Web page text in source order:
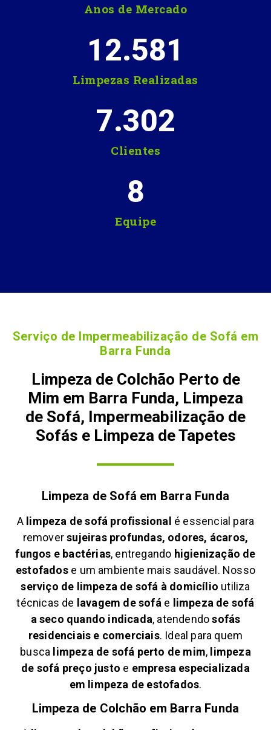
Anos de Mercado
Limpezas Realizadas
12.581
Clientes
7.302
Equipe
8
Serviço de Impermeabilização de Sofá em
Barra Funda
Limpeza de Colchão Perto de
Mim em Barra Funda, Limpeza
de Sofá, Impermeabilização de
Sofás e Limpeza de Tapetes
Limpeza de Sofá em Barra Funda
A limpeza de sofá profissional é essencial para
removersujeiras profundas, odores, ácaros,
fungos e bactérias, entregando higienização de
estofadose um ambiente mais saudável. Nosso
serviço de limpeza de sofá à domicílio utiliza
técnicas de lavagem de sofá e limpeza de sofá
a seco quando indicada, atendendosofás
residenciais e comerciais. Ideal para quem
busca limpeza de sofá perto de mim, limpeza
de sofá preço justo e empresa especializada
em limpeza de estofados.
Limpeza de Colchão em Barra Funda